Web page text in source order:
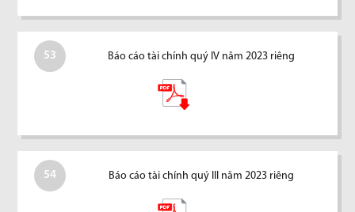
53 Báo cáo tài chính quý IV năm 2023 riêng
54 Báo cáo tài chính quý III năm 2023 riêng